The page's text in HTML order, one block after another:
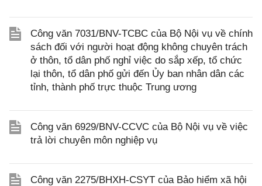
Công văn 7031/BNV-TCBC của Bộ Nội vụ về chính
sách đối với người hoạt động không chuyên trách
ở thôn, tổ dân phố nghỉ việc do sắp xếp, tổ chức
lại thôn, tổ dân phố gửi đến Ủy ban nhân dân các
tỉnh, thành phố trực thuộc Trung ương
Công văn 6929/BNV-CCVC của Bộ Nội vụ về việc
trả lời chuyên môn nghiệp vụ
Công văn 2275/BHXH-CSYT của Bảo hiểm xã hội